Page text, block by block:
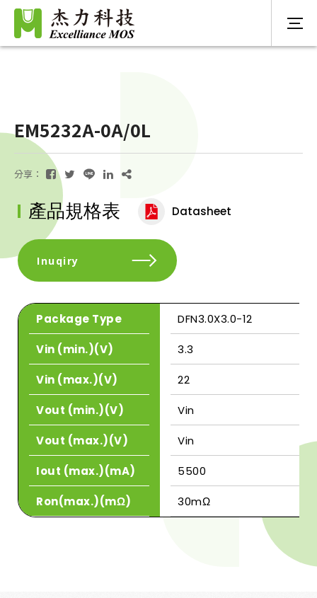
EM5232A-0A/0L
分享：
產品規格表 Datasheet
Inuqiry
Package Type DFN3.0X3.0-12
Vin (min.)(V) 3.3
Vin (max.)(V) 22
Vout (min.)(V) Vin
Vout (max.)(V) Vin
Iout (max.)(mA) 5500
Ron(max.)(mΩ) 30mΩ